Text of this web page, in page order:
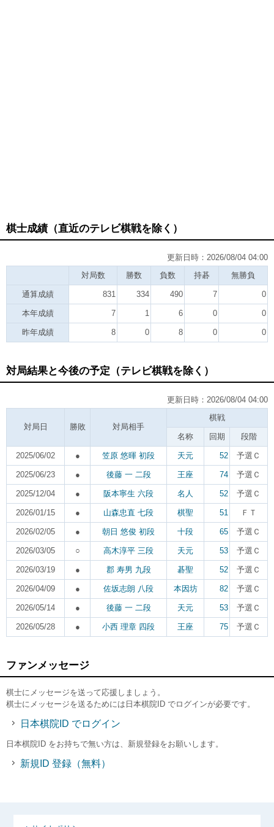
棋士成績（直近のテレビ棋戦を除く）
更新日時：2026/08/04 04:00
対局数
勝数 負数 持碁 無勝負
通算成績 831 334 490 7 0
本年成績 7 1 6 0 0
昨年成績 8 0 8 0 0
対局結果と今後の予定（テレビ棋戦を除く）
更新日時：2026/08/04 04:00
対局日 勝敗 対局相手
棋戦
名称 回期 段階
2025/06/02 ● 笠原 悠暉 初段 天元 52 予選Ｃ
2025/06/23 ● 後藤 一 二段 王座 74 予選Ｃ
2025/12/04 ● 阪本寧生 六段 名人 52 予選Ｃ
2026/01/15 ● 山森忠直 七段 棋聖 51 ＦＴ
2026/02/05 ● 朝日 悠俊 初段 十段 65 予選Ｃ
2026/03/05 ○ 高木淳平 三段 天元 53 予選Ｃ
2026/03/19 ● 郡 寿男 九段 碁聖 52 予選Ｃ
2026/04/09 ● 佐坂志朗 八段 本因坊 82 予選Ｃ
2026/05/14 ● 後藤 一 二段 天元 53 予選Ｃ
2026/05/28 ● 小西 理章 四段 王座 75 予選Ｃ
ファンメッセージ
棋士にメッセージを送って応援しましょう。
棋士にメッセージを送るためには日本棋院ID でログインが必要です。
日本棋院ID でログイン
日本棋院ID をお持ちで無い方は、新規登録をお願いします。
新規ID 登録（無料）